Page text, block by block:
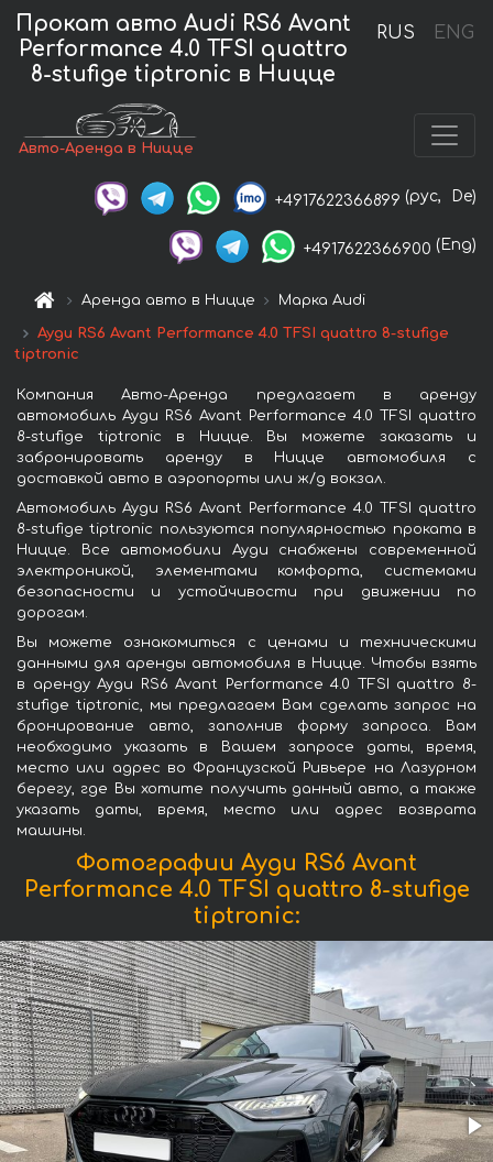
RUS ENG
Прокат авто Audi RS6 Avant
Performance 4.0 TFSI quattro
8-stufige tiptronic в Ницце
Авто-Аренда в Ницце
+4917622366899 (рус, De)
+4917622366900 (Eng)
Аренда авто в Ницце Марка Audi
Ауди RS6 Avant Performance 4.0 TFSI quattro 8-stufige
tiptronic
Компания Авто-Аренда предлагает в аренду
автомобиль Ауди RS6 Avant Performance 4.0 TFSI quattro
8-stufige tiptronic в Ницце. Вы можете заказать и
забронировать аренду в Ницце автомобиля с
доставкой авто в аэропорты или ж/д вокзал.
Автомобиль Ауди RS6 Avant Performance 4.0 TFSI quattro
8-stufige tiptronic пользуются популярностью проката в
Ницце. Все автомобили Ауди снабжены современной
электроникой, элементами комфорта, системами
безопасности и устойчивости при движении по
дорогам.
Вы можете ознакомиться с ценами и техническими
данными для аренды автомобиля в Ницце. Чтобы взять
в аренду Ауди RS6 Avant Performance 4.0 TFSI quattro 8-
stufige tiptronic, мы предлагаем Вам сделать запрос на
бронирование авто, заполнив форму запроса. Вам
необходимо указать в Вашем запросе даты, время,
место или адрес во Французской Ривьере на Лазурном
берегу, где Вы хотите получить данный авто, а также
указать даты, время, место или адрес возврата
машины.
Фотографии Ауди RS6 Avant
Performance 4.0 TFSI quattro 8-stufige
tiptronic: